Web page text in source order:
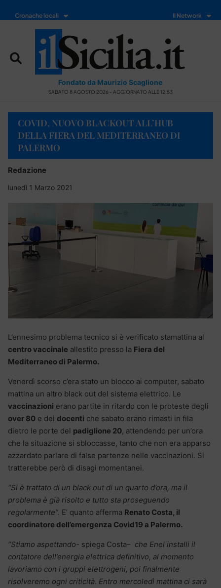
Cronache locali Il Network
Fondato da Maurizio Scaglione
SABATO 8 AGOSTO 2026 - AGGIORNATO ALLE 12:53
COVID, NUOVO BLACKOUT ALL’HUB
DELLA FIERA DEL MEDITERRANEO DI
PALERMO
Redazione
lunedì 1 Marzo 2021
L’ennesimo problema tecnico si è verificato stamattina al
centro vaccinale allestito presso la Fiera del
Mediterraneo di Palermo.
Venerdì scorso c’era stato un blocco ai computer, sabato
mattina un altro black out del sistema elettrico. Le
vaccinazioni erano partite in ritardo con le proteste degli
over 80 e dei docenti che sabato erano rimasti in fila
dietro le porte del padiglione 20, attendendo per un’ora
che la situazione si sbloccasse, tanto che non era apparso
azzardato parlare di false partenze nelle vaccinazioni. Si
tratterebbe però di disagi momentanei.
“Si è trattato di un black out di un quarto d’ora, ma il
problema è già risolto e tutto sta proseguendo
regolarmente”. E’ quanto afferma Renato Costa, il
coordinatore dell’emergenza Covid19 a Palermo.
“Stiamo aspettando- spiega Costa– che Enel installi il
contatore dell’energia elettrica definitivo, al momento
lavoriamo con i gruppi elettrogeni, poi finalmente
risolveremo ogni criticità. Entro mercoledì mattina ci sarà